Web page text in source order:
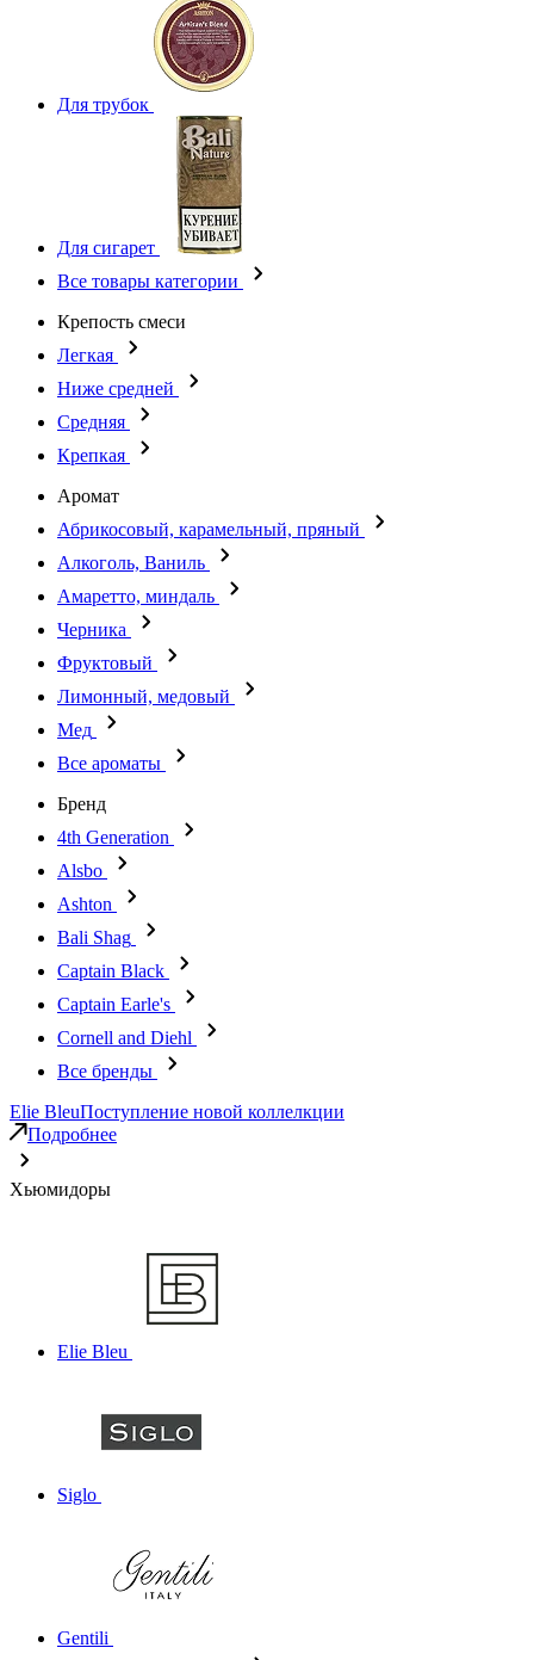
Для трубок
Для сигарет
Все товары категории
Крепость смеси
Легкая
Ниже средней
Средняя
Крепкая
Аромат
Абрикосовый, карамельный, пряный
Алкоголь, Ваниль
Амаретто, миндаль
Черника
Фруктовый
Лимонный, медовый
Мед
Все ароматы
Бренд
4th Generation
Alsbo
Ashton
Bali Shag
Captain Black
Captain Earle's
Cornell and Diehl
Все бренды
Elie BleuПоступление новой коллелкции
Подробнее
Хьюмидоры
Elie Bleu
Siglo
Gentili